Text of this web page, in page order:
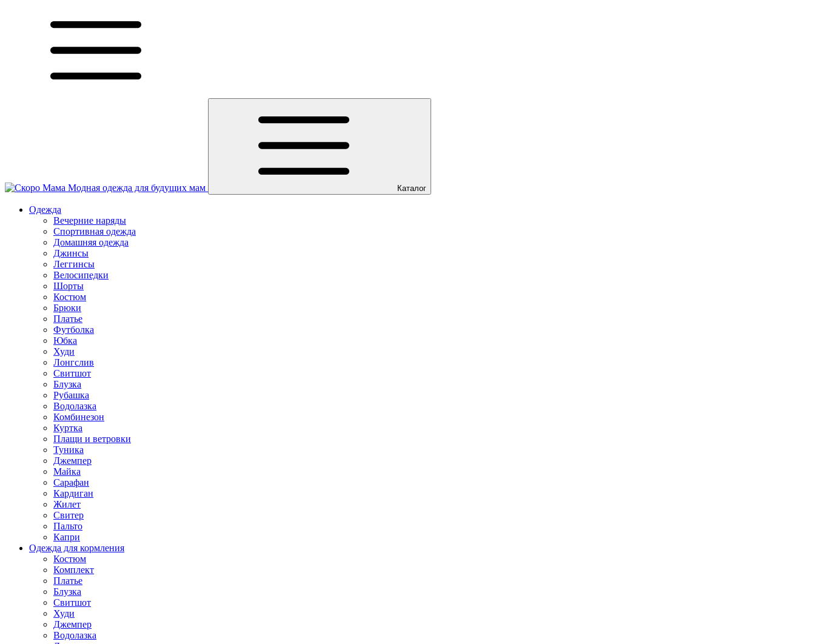
Модная одежда для будущих мам Каталог
Одежда
Вечерние наряды
Спортивная одежда
Домашняя одежда
Джинсы
Леггинсы
Велосипедки
Шорты
Костюм
Брюки
Платье
Футболка
Юбка
Худи
Лонгслив
Свитшот
Блузка
Рубашка
Водолазка
Комбинезон
Куртка
Плащи и ветровки
Туника
Джемпер
Майка
Сарафан
Кардиган
Жилет
Свитер
Пальто
Капри
Одежда для кормления
Костюм
Комплект
Платье
Блузка
Свитшот
Худи
Джемпер
Водолазка